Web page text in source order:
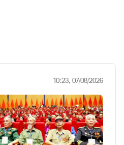
10:23, 07/08/2026